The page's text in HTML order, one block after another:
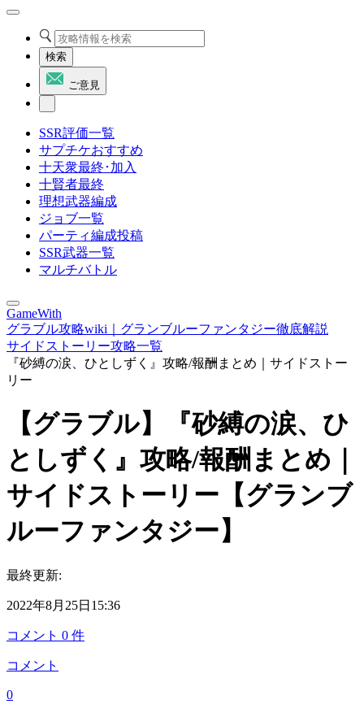
検索
ご意見
SSR評価一覧
サプチケおすすめ
十天衆最終･加入
十賢者最終
理想武器編成
ジョブ一覧
パーティ編成投稿
SSR武器一覧
マルチバトル
GameWith
グラブル攻略wiki｜グランブルーファンタジー徹底解説
サイドストーリー攻略一覧
『砂縛の涙、ひとしずく』攻略/報酬まとめ｜サイドストー
リー
【グラブル】『砂縛の涙、ひ
としずく』攻略/報酬まとめ｜
サイドストーリー【グランブ
ルーファンタジー】
最終更新:
2022年8月25日15:36
コメント 0 件
コメント
0